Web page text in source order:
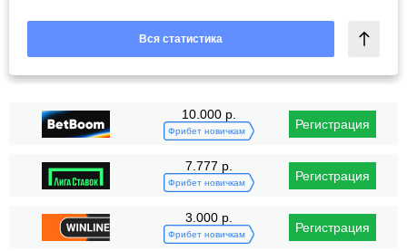
Вся статистика
10.000 р.
Фрибет новичкам Регистрация
7.777 р.
Фрибет новичкам Регистрация
3.000 р.
Фрибет новичкам Регистрация